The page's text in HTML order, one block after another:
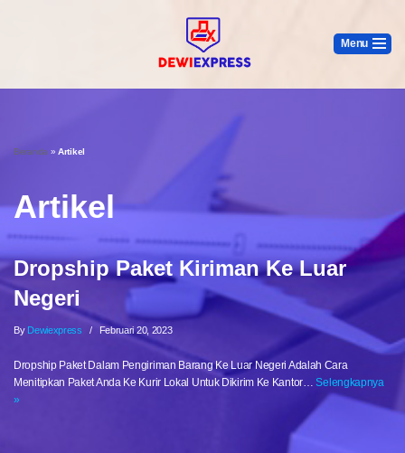
Menu
Beranda »Artikel
Artikel
Dropship Paket Kiriman Ke Luar
Negeri
By Dewiexpress Februari 20, 2023
Dropship Paket Dalam Pengiriman Barang Ke Luar Negeri Adalah Cara
Menitipkan Paket Anda Ke Kurir Lokal Untuk Dikirim Ke Kantor…Selengkapnya
»